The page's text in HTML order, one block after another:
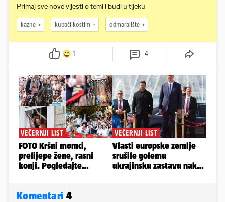
Primaj sve nove vijesti o temi i budi u tijeku
kazne kupaći kostim odmaralište
1 4
Komentari 4